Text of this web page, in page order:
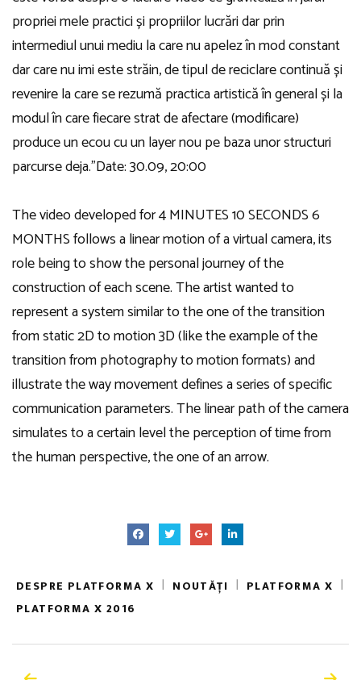
propriei mele practici și propriilor lucrări dar prin
intermediul unui mediu la care nu apelez în mod constant
dar care nu imi este străin, de tipul de reciclare continuă și
revenire la care se rezumă practica artistică în general și la
modul în care fiecare strat de afectare (modificare)
produce un ecou cu un layer nou pe baza unor structuri
parcurse deja.”Date: 30.09, 20:00
The video developed for 4 MINUTES 10 SECONDS 6
MONTHS follows a linear motion of a virtual camera, its
role being to show the personal journey of the
construction of each scene. The artist wanted to
represent a system similar to the one of the transition
from static 2D to motion 3D (like the example of the
transition from photography to motion formats) and
illustrate the way movement defines a series of specific
communication parameters. The linear path of the camera
simulates to a certain level the perception of time from
the human perspective, the one of an arrow.
DESPRE PLATFORMA X | NOUTĂȚI | PLATFORMA X |
PLATFORMA X 2016